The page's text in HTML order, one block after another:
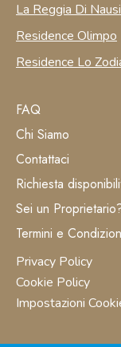
FAQ
Chi Siamo
Contattaci
Richiesta
Sei un
Termini e
Privacy Policy
Cookie Policy
Impostazioni
La Reggia Di
Residence Olimpo
Residence Lo